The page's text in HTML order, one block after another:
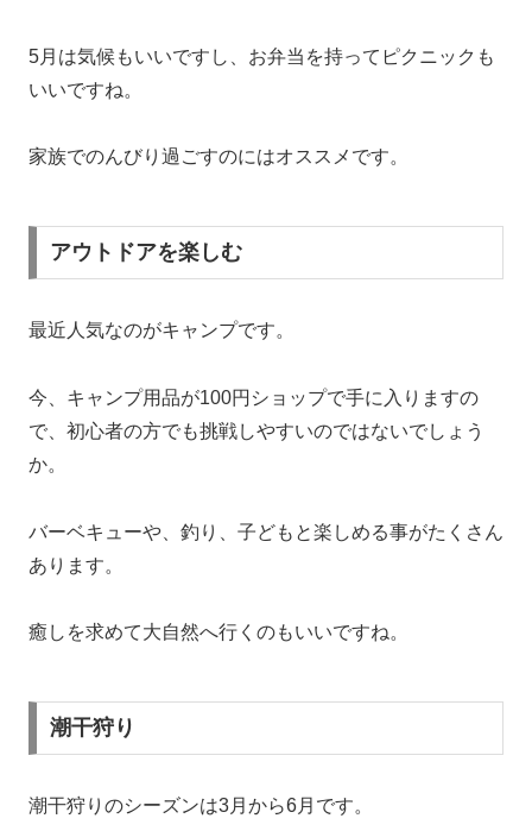
5月は気候もいいですし、お弁当を持ってピクニックも
いいですね。
家族でのんびり過ごすのにはオススメです。
アウトドアを楽しむ
最近人気なのがキャンプです。
今、キャンプ用品が100円ショップで手に入りますの
で、初心者の方でも挑戦しやすいのではないでしょう
か。
バーベキューや、釣り、子どもと楽しめる事がたくさん
あります。
癒しを求めて大自然へ行くのもいいですね。
潮干狩り
潮干狩りのシーズンは3月から6月です。